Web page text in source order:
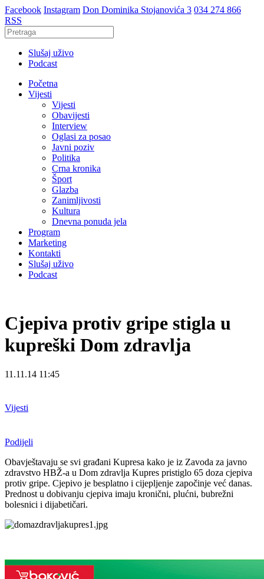
Facebook Instagram Don Dominika Stojanovića 3 034 274 866
RSS
Slušaj uživo
Podcast
Početna
Vijesti
Vijesti
Obavijesti
Interview
Oglasi za posao
Javni poziv
Politika
Crna kronika
Šport
Glazba
Zanimljivosti
Kultura
Dnevna ponuda jela
Program
Marketing
Kontakti
Slušaj uživo
Podcast
Cjepiva protiv gripe stigla u
kupreški Dom zdravlja
11.11.14 11:45
Vijesti
Podijeli
Obavještavaju se svi građani Kupresa kako je iz Zavoda za javno
zdravstvo HBŽ-a u Dom zdravlja Kupres pristiglo 65 doza cjepiva
protiv gripe. Cjepivo je besplatno i cijepljenje započinje već danas.
Prednost u dobivanju cjepiva imaju kronični, plućni, bubrežni
bolesnici i dijabetičari.